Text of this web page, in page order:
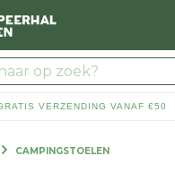
VERZENDING VANAF €50
CAMPINGSTOELEN